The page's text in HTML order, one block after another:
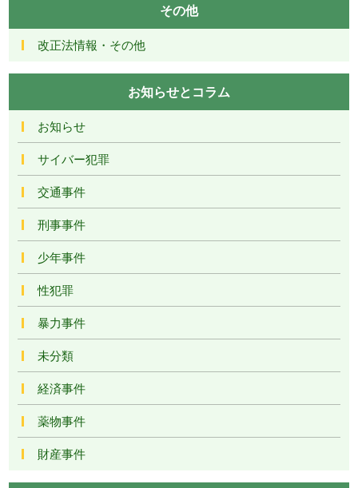
その他
改正法情報・その他
お知らせとコラム
お知らせ
サイバー犯罪
交通事件
刑事事件
少年事件
性犯罪
暴力事件
未分類
経済事件
薬物事件
財産事件